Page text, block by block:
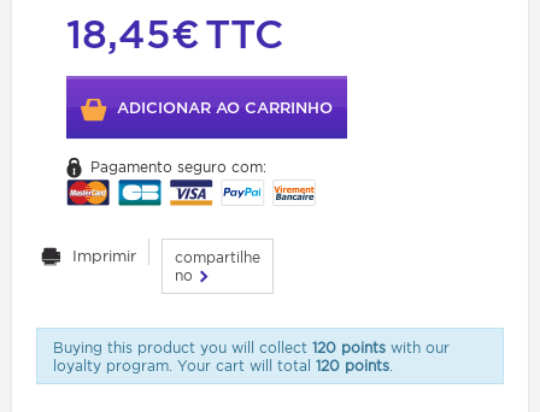
18,45€TTC
ADICIONAR AO CARRINHO
Pagamento seguro com:
Imprimir
compartilhe
no
Buying this product you will collect 120 pointswith our
loyalty program. Your cart will total 120 points.